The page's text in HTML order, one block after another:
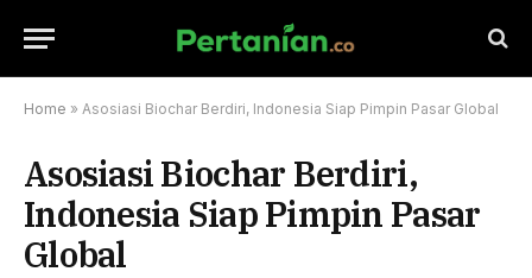
Home » Asosiasi Biochar Berdiri, Indonesia Siap Pimpin Pasar Global
Asosiasi Biochar Berdiri,
Indonesia Siap Pimpin Pasar
Global